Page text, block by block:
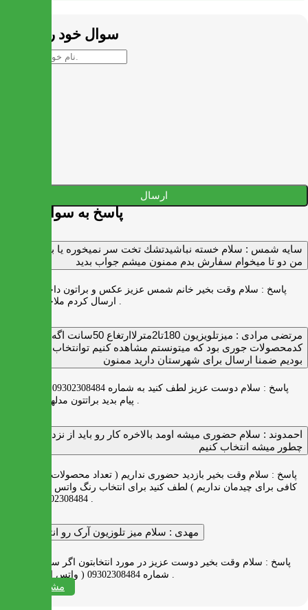
سوال خود را بپرسید
ارسال
پاسخ به سوالات شما
سايه شمس : سلام خسته نباشيدتشك تخت سر نميخوره يا برنميگرده
من دو تا ميخوام سفارش بدم ممنون ميشم جواب بديد
پاسخ : سلام وقت بخیر خانم شمس عزیز عکس و براتون داخل واتس اپ
ارسال کردم ملاحظه بفرمایید .
مرتضی مرادی :
میزتلویزیون 180تا2مترلاارتغاع 50سانت اگه
کدمحصولات جوری بود که میتونستم مشاهده کنیم توانتخاب راحت‌تر
بودیم ضمنا ارسال برای شهرستان دارید ممنون
پاسخ :
احمدوند : سلام حضوری میشه اومد بالاخره کار رو باید از نزدیک دید
چطور میشه انتخاب کنیم
پاسخ : سلام وقت بخیر بازدید حضوری نداریم ( تعداد محصولات زیاد و فضای
کافی برای چیدمان نداریم ) لطف کنید برای انتخاب رنگ واتس اپ به شماره
مهدی : سلام میز تلوزیون آرک رو انتخاب کردم
پاسخ : سلام وقت بخیر دوست عزیز در مورد انتخابتون اگر سوالی دارید به
شماره 09302308484 ( واتس اپ ) پیام بدید .
مشاهده همه